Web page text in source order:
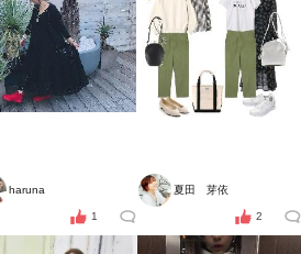
haruna
1
夏田 芽依
2